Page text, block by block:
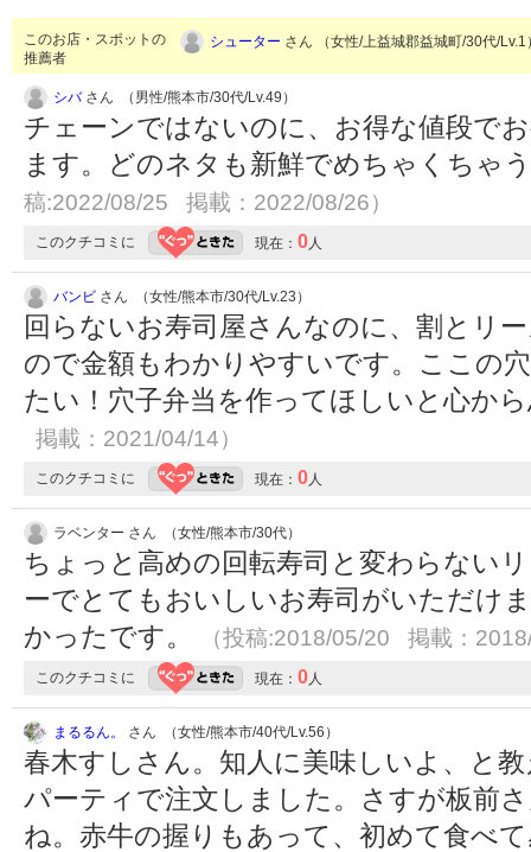
このお店・スポットの
推薦者
シューター さん （女性/上益城郡益城町/30代/
シバさん （男性/熊本市/30代/Lv.49）
チェーンではないのに、お得な値段で
ます。どのネタも新鮮でめちゃくちゃ
稿:2022/08/25 掲載：2022/08/26）
このクチコミに 現在： 0 人
バンビ さん （女性/熊本市/30代/Lv.23）
回らないお寿司屋さんなのに、割とリ
ので金額もわかりやすいです。ここの
たい！穴子弁当を作ってほしいと心か
掲載：2021/04/14）
このクチコミに 現在： 0 人
ラベンター さん （女性/熊本市/30代）
ちょっと高めの回転寿司と変わらない
ーでとてもおいしいお寿司がいただけ
かったです。
（投稿:2018/05/20 掲載：
このクチコミに 現在： 0 人
まるるん。 さん （女性/熊本市/40代/Lv.56）
春木すしさん。知人に美味しいよ、と
パーティで注文しました。さすが板前
ね。赤牛の握りもあって、初めて食べ